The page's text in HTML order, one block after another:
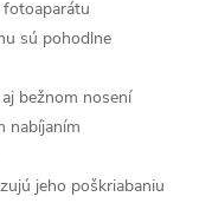
sú pohodlne
bežnom nosení
nabíjaním
jeho poškriabaniu